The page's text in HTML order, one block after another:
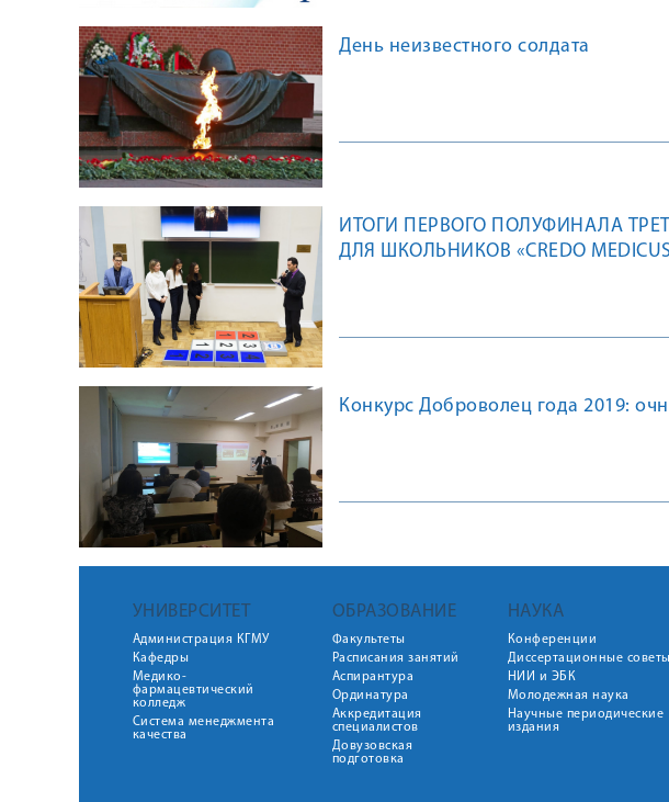
День неизвестного солдата
ИТОГИ ПЕРВОГО ПОЛУФИНАЛА
ДЛЯ ШКОЛЬНИКОВ «CREDO
Конкурс Доброволец года 2019:
УНИВЕРСИТЕТ
Администрация КГМУ
Кафедры
Медико-
фармацевтический
колледж
Система менеджмента
качества
ОБРАЗОВАНИЕ
Факультеты
Расписания занятий
Аспирантура
Ординатура
Аккредитация
специалистов
Довузовская
подготовка
НАУКА
Конференции
Диссертационные советы
НИИ и ЭБК
Молодежная наука
Научные периодические
издания